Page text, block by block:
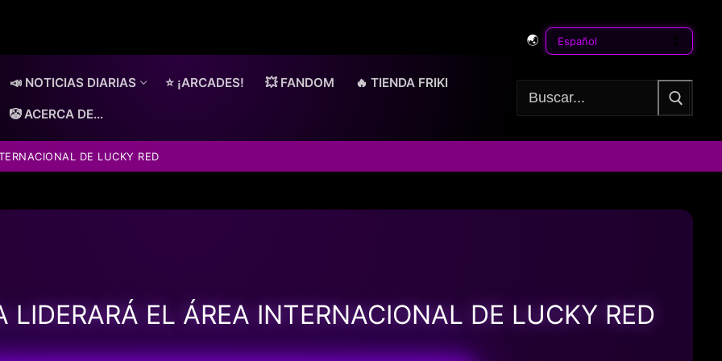
🌏
📣 NOTICIAS DIARIAS ⭐ ¡ARCADES! 💥 FANDOM 🔥 TIENDA FRIKI
🤡 ACERCA DE…
Buscar:
DE LUCKY RED
LIDERARÁ EL ÁREA INTERNACIONAL DE LUCKY RED